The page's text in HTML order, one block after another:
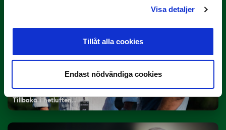
Visa detaljer
Tillåt alla cookies
Endast nödvändiga cookies
Lagerlöf tar över i Sandvikens IF
Tillbaka i hetluften…